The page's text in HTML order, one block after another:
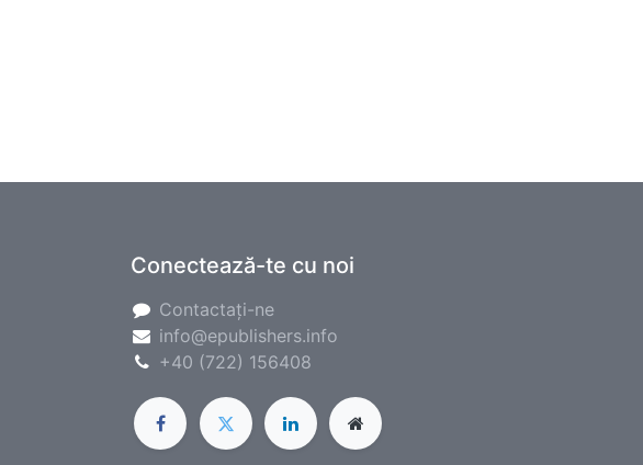
Conectează-te cu noi
Contactați-ne
info@epublishers.info
+40 (722) 156408